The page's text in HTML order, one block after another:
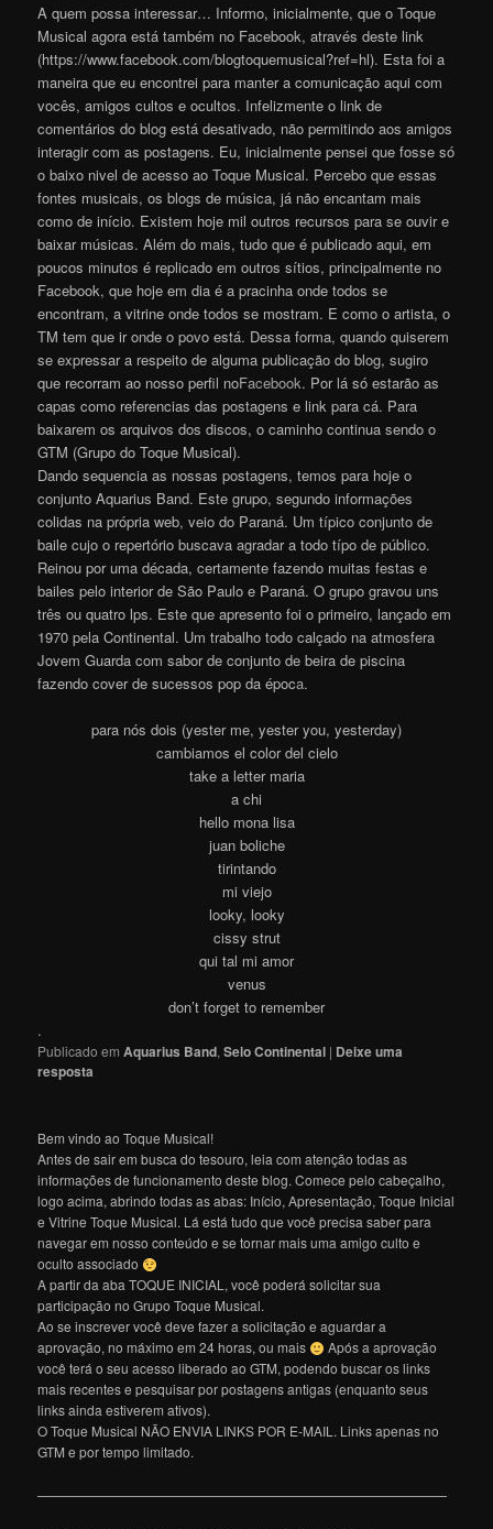
A quem possa interessar… Informo, inicialmente, que o Toque
Musical agora está também no Facebook, através deste link
(https://www.facebook.com/blogtoquemusical?ref=hl). Esta foi a
maneira que eu encontrei para manter a comunicação aqui com
vocês, amigos cultos e ocultos. Infelizmente o link de
comentários do blog está desativado, não permitindo aos amigos
interagir com as postagens. Eu, inicialmente pensei que fosse só
o baixo nivel de acesso ao Toque Musical. Percebo que essas
fontes musicais, os blogs de música, já não encantam mais
como de início. Existem hoje mil outros recursos para se ouvir e
baixar músicas. Além do mais, tudo que é publicado aqui, em
poucos minutos é replicado em outros sítios, principalmente no
Facebook, que hoje em dia é a pracinha onde todos se
encontram, a vitrine onde todos se mostram. E como o artista, o
TM tem que ir onde o povo está. Dessa forma, quando quiserem
se expressar a respeito de alguma publicação do blog, sugiro
que recorram ao nosso perfil noFacebook. Por lá só estarão as
capas como referencias das postagens e link para cá. Para
baixarem os arquivos dos discos, o caminho continua sendo o
GTM (Grupo do Toque Musical).
Dando sequencia as nossas postagens, temos para hoje o
conjunto Aquarius Band. Este grupo, segundo informações
colidas na própria web, veio do Paraná. Um típico conjunto de
baile cujo o repertório buscava agradar a todo típo de público.
Reinou por uma década, certamente fazendo muitas festas e
bailes pelo interior de São Paulo e Paraná. O grupo gravou uns
três ou quatro lps. Este que apresento foi o primeiro, lançado em
1970 pela Continental. Um trabalho todo calçado na atmosfera
Jovem Guarda com sabor de conjunto de beira de piscina
fazendo cover de sucessos pop da época.
para nós dois (yester me, yester you, yesterday)
cambiamos el color del cielo
take a letter maria
a chi
hello mona lisa
juan boliche
tirintando
mi viejo
looky, looky
cissy strut
qui tal mi amor
venus
don’t forget to remember
.
Publicado em Aquarius Band,Selo Continental | Deixe uma
resposta
Bem vindo ao Toque Musical!
Antes de sair em busca do tesouro, leia com atenção todas as
informações de funcionamento deste blog. Comece pelo cabeçalho,
logo acima, abrindo todas as abas: Início, Apresentação, Toque Inicial
e Vitrine Toque Musical. Lá está tudo que você precisa saber para
navegar em nosso conteúdo e se tornar mais uma amigo culto e
oculto associado
A partir da aba TOQUE INICIAL, você poderá solicitar sua
participação no Grupo Toque Musical.
Ao se inscrever você deve fazer a solicitação e aguardar a
aprovação, no máximo em 24 horas, ou mais
Após a aprovação
você terá o seu acesso liberado ao GTM, podendo buscar os links
mais recentes e pesquisar por postagens antigas (enquanto seus
links ainda estiverem ativos).
O Toque Musical NÃO ENVIA LINKS POR E-MAIL. Links apenas no
GTM e por tempo limitado.
———————————————————————————————